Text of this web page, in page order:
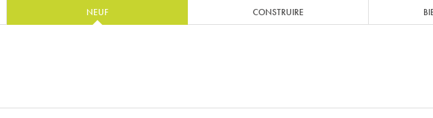
NEUF CONSTRUIRE